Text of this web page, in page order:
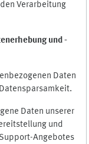
Verarbeitung
und -
Daten
Daten unserer
und
Angebotes